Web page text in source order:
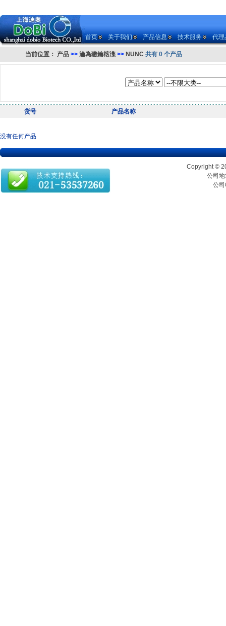
首页 关于我们 产品信息 技术服务 代理
当前位置： 产品 >> 瀹為獙鑰楁潗 >> NUNC 共有 0 个产品
货号 产品名称
没有任何产品
Copyright ©
公司
公